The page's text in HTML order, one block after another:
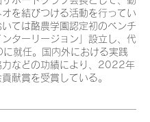
を結びつける活動を行ってい
ては酪農学園認定初のベンチ
ンターリージョン」設立し、代
に就任。国内外における実践
力などの功績により、2022年
献賞を受賞している。